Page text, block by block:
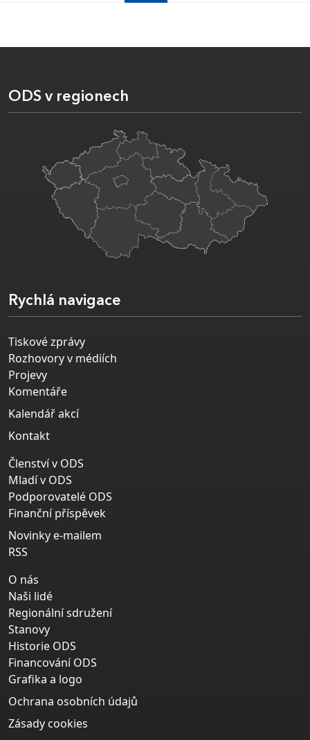
ODS v regionech
Rychlá navigace
Tiskové zprávy
Rozhovory v médiích
Projevy
Komentáře
Kalendář akcí
Kontakt
Členství v ODS
Mladí v ODS
Podporovatelé ODS
Finanční příspěvek
Novinky e-mailem
RSS
O nás
Naši lidé
Regionální sdružení
Stanovy
Historie ODS
Financování ODS
Grafika a logo
Ochrana osobních údajů
Zásady cookies